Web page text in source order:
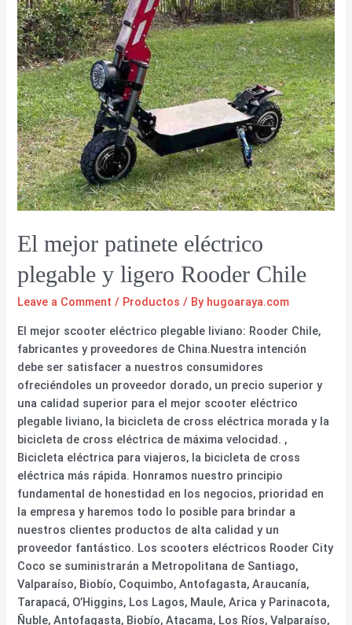
El mejor patinete eléctrico
plegable y ligero Rooder Chile
Leave a Comment / Productos / By hugoaraya.com
El mejor scooter eléctrico plegable liviano: Rooder Chile,
fabricantes y proveedores de China.Nuestra intención
debe ser satisfacer a nuestros consumidores
ofreciéndoles un proveedor dorado, un precio superior y
una calidad superior para el mejor scooter eléctrico
plegable liviano, la bicicleta de cross eléctrica morada y la
bicicleta de cross eléctrica de máxima velocidad. ,
Bicicleta eléctrica para viajeros, la bicicleta de cross
eléctrica más rápida. Honramos nuestro principio
fundamental de honestidad en los negocios, prioridad en
la empresa y haremos todo lo posible para brindar a
nuestros clientes productos de alta calidad y un
proveedor fantástico. Los scooters eléctricos Rooder City
Coco se suministrarán a Metropolitana de Santiago,
Valparaíso, Biobío, Coquimbo, Antofagasta, Araucanía,
Tarapacá, O’Higgins, Los Lagos, Maule, Arica y Parinacota,
Ñuble, Antofagasta, Biobío, Atacama, Los Ríos, Valparaíso,